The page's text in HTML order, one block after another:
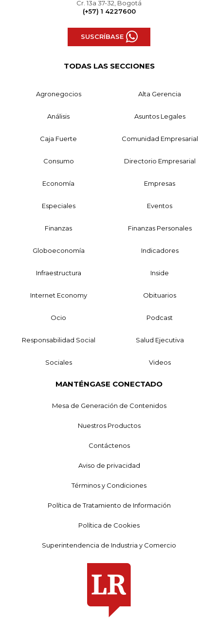
Cr. 13a 37-32, Bogotá
(+57) 1 4227600
SUSCRÍBASE
TODAS LAS SECCIONES
Agronegocios Alta Gerencia
Análisis Asuntos Legales
Caja Fuerte Comunidad Empresarial
Consumo Directorio Empresarial
Economía Empresas
Especiales Eventos
Finanzas Finanzas Personales
Globoeconomía Indicadores
Infraestructura Inside
Internet Economy Obituarios
Ocio Podcast
Responsabilidad Social Salud Ejecutiva
Sociales Videos
MANTÉNGASE CONECTADO
Mesa de Generación de Contenidos
Nuestros Productos
Contáctenos
Aviso de privacidad
Términos y Condiciones
Política de Tratamiento de Información
Política de Cookies
Superintendencia de Industria y Comercio